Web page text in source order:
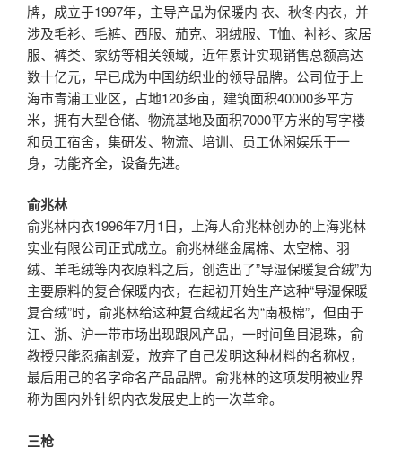
牌，成立于1997年，主导产品为保暖内 衣、秋冬内衣，并
涉及毛衫、毛裤、西服、茄克、羽绒服、T恤、衬衫、家居
服、裤类、家纺等相关领域，近年累计实现销售总额高达
数十亿元，早已成为中国纺织业的领导品牌。公司位于上
海市青浦工业区，占地120多亩，建筑面积40000多平方
米，拥有大型仓储、物流基地及面积7000平方米的写字楼
和员工宿舍，集研发、物流、培训、员工休闲娱乐于一
身，功能齐全，设备先进。
俞兆林
俞兆林内衣1996年7月1日，上海人俞兆林创办的上海兆林
实业有限公司正式成立。俞兆林继金属棉、太空棉、羽
绒、羊毛绒等内衣原料之后，创造出了”导湿保暖复合绒”为
主要原料的复合保暖内衣，在起初开始生产这种“导湿保暖
复合绒”时，俞兆林给这种复合绒起名为“南极棉”，但由于
江、浙、沪一带市场出现跟风产品，一时间鱼目混珠，俞
教授只能忍痛割爱，放弃了自己发明这种材料的名称权，
最后用己的名字命名产品品牌。俞兆林的这项发明被业界
称为国内外针织内衣发展史上的一次革命。
三枪